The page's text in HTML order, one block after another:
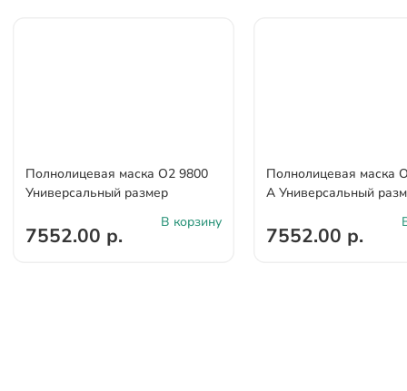
Полнолицевая маска О2 9800
Универсальный размер
7552.00 р.
В корзину
Полнолицевая маска
А Универсальный
7552.00 р.